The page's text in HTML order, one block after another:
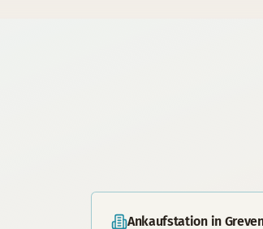
Ankaufstation in